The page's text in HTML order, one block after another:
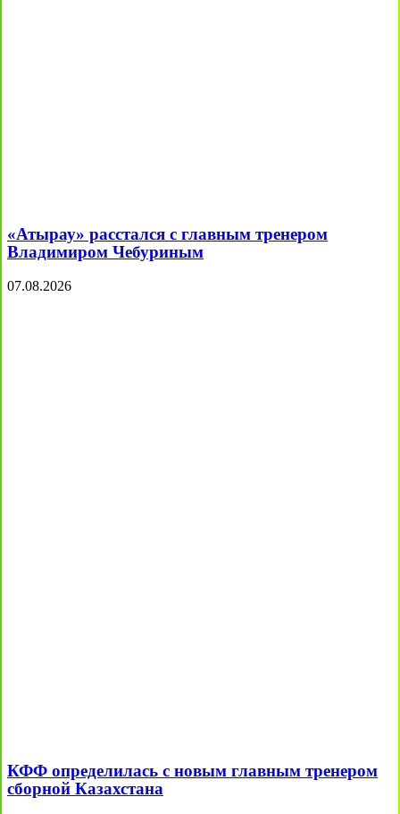
«Атырау» расстался с главным тренером
Владимиром Чебуриным
07.08.2026
КФФ определилась с новым главным тренером
сборной Казахстана